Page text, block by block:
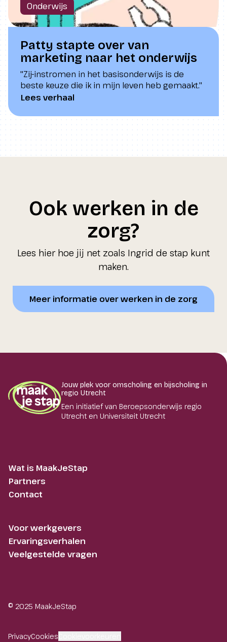
Onderwijs
Patty stapte over van
marketing naar het onderwijs
"Zij-instromen in het basisonderwijs is de
beste keuze die ik in mijn leven heb gemaakt."
Lees verhaal
Ook werken in de
zorg?
Lees hier hoe jij net zoals Ingrid de stap kunt
maken.
Meer informatie over werken in de zorg
Jouw plek voor omscholing en bijscholing in
regio Utrecht
Een initiatief van Beroepsonderwijs regio
Utrecht en Universiteit Utrecht
Wat is MaakJeStap
Partners
Contact
Voor werkgevers
Ervaringsverhalen
Veelgestelde vragen
© 2025 MaakJeStap
PrivacyCookies